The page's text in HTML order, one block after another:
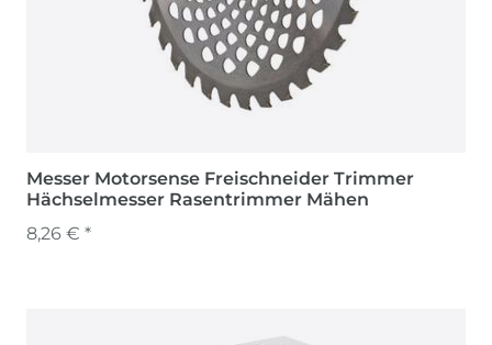
Messer Motorsense Freischneider Trimmer
Hächselmesser Rasentrimmer Mähen
8,26 € *